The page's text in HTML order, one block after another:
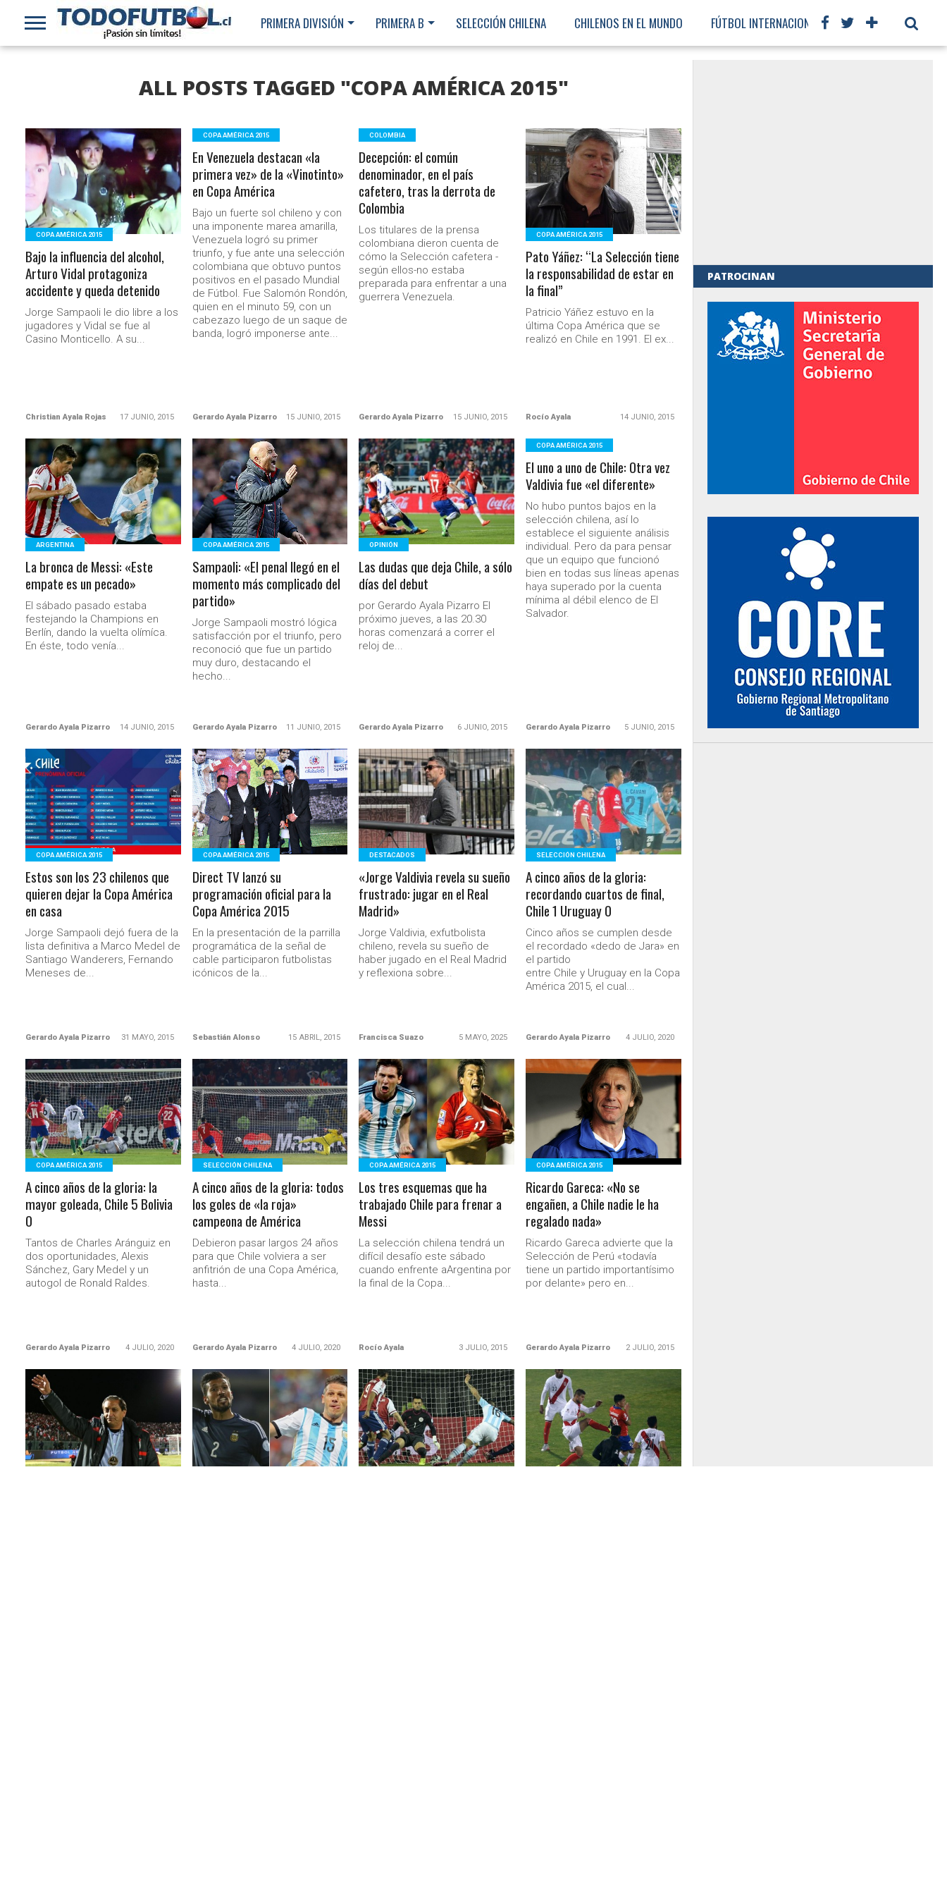
PRIMERA DIVISIÓN PRIMERA B SELECCIÓN CHILENA CHILENOS EN EL MUNDO FÚTBOL INTERNACIONAL
ALL POSTS TAGGED "COPA AMÉRICA 2015"
LEER MÁS
COPA AMÉRICA 2015
Bajo la influencia del alcohol,
Arturo Vidal protagoniza
accidente y queda detenido
Jorge Sampaoli le dio libre a los
jugadores y Vidal se fue al
Casino Monticello. A su...
Christian Ayala Rojas 17 JUNIO, 2015
COPA AMÉRICA 2015
En Venezuela destacan «la
primera vez» de la «Vinotinto»
en Copa América
Bajo un fuerte sol chileno y con
una imponente marea amarilla,
Venezuela logró su primer
triunfo, y fue ante una selección
colombiana que obtuvo puntos
positivos en el pasado Mundial
de Fútbol. Fue Salomón Rondón,
quien en el minuto 59, con un
cabezazo luego de un saque de
banda, logró imponerse ante...
Gerardo Ayala Pizarro 15 JUNIO, 2015
COLOMBIA
Decepción: el común
denominador, en el país
cafetero, tras la derrota de
Colombia
Los titulares de la prensa
colombiana dieron cuenta de
cómo la Selección cafetera -
según ellos-no estaba
preparada para enfrentar a una
guerrera Venezuela.
Gerardo Ayala Pizarro 15 JUNIO, 2015
LEER MÁS
COPA AMÉRICA 2015
Pato Yáñez: “La Selección tiene
la responsabilidad de estar en
la final”
Patricio Yáñez estuvo en la
última Copa América que se
realizó en Chile en 1991. El ex...
Rocío Ayala 14 JUNIO, 2015
LEER MÁS
ARGENTINA
La bronca de Messi: «Este
empate es un pecado»
El sábado pasado estaba
festejando la Champions en
Berlín, dando la vuelta olímíca.
En éste, todo venía...
Gerardo Ayala Pizarro 14 JUNIO, 2015
LEER MÁS
COPA AMÉRICA 2015
Sampaoli: «El penal llegó en el
momento más complicado del
partido»
Jorge Sampaoli mostró lógica
satisfacción por el triunfo, pero
reconoció que fue un partido
muy duro, destacando el
hecho...
Gerardo Ayala Pizarro 11 JUNIO, 2015
LEER MÁS
OPINIÓN
Las dudas que deja Chile, a sólo
días del debut
por Gerardo Ayala Pizarro El
próximo jueves, a las 20.30
horas comenzará a correr el
reloj de...
Gerardo Ayala Pizarro 6 JUNIO, 2015
COPA AMÉRICA 2015
El uno a uno de Chile: Otra vez
Valdivia fue «el diferente»
No hubo puntos bajos en la
selección chilena, así lo
establece el siguiente análisis
individual. Pero da para pensar
que un equipo que funcionó
bien en todas sus líneas apenas
haya superado por la cuenta
mínima al débil elenco de El
Salvador.
Gerardo Ayala Pizarro 5 JUNIO, 2015
LEER MÁS
COPA AMÉRICA 2015
Estos son los 23 chilenos que
quieren dejar la Copa América
en casa
Jorge Sampaoli dejó fuera de la
lista definitiva a Marco Medel de
Santiago Wanderers, Fernando
Meneses de...
Gerardo Ayala Pizarro 31 MAYO, 2015
LEER MÁS
COPA AMÉRICA 2015
Direct TV lanzó su
programación oficial para la
Copa América 2015
En la presentación de la parrilla
programática de la señal de
cable participaron futbolistas
icónicos de la...
Sebastián Alonso 15 ABRIL, 2015
LEER MÁS
DESTACADOS
«Jorge Valdivia revela su sueño
frustrado: jugar en el Real
Madrid»
Jorge Valdivia, exfutbolista
chileno, revela su sueño de
haber jugado en el Real Madrid
y reflexiona sobre...
Francisca Suazo 5 MAYO, 2025
LEER MÁS
SELECCIÓN CHILENA
A cinco años de la gloria:
recordando cuartos de final,
Chile 1 Uruguay 0
Cinco años se cumplen desde
el recordado «dedo de Jara» en
el partido
entre Chile y Uruguay en la Copa
América 2015, el cual...
Gerardo Ayala Pizarro 4 JULIO, 2020
LEER MÁS
COPA AMÉRICA 2015
A cinco años de la gloria: la
mayor goleada, Chile 5 Bolivia
0
Tantos de Charles Aránguiz en
dos oportunidades, Alexis
Sánchez, Gary Medel y un
autogol de Ronald Raldes.
Gerardo Ayala Pizarro 4 JULIO, 2020
LEER MÁS
SELECCIÓN CHILENA
A cinco años de la gloria: todos
los goles de «la roja»
campeona de América
Debieron pasar largos 24 años
para que Chile volviera a ser
anfitrión de una Copa América,
hasta...
Gerardo Ayala Pizarro 4 JULIO, 2020
LEER MÁS
COPA AMÉRICA 2015
Los tres esquemas que ha
trabajado Chile para frenar a
Messi
La selección chilena tendrá un
difícil desafío este sábado
cuando enfrente aArgentina por
la final de la Copa...
Rocío Ayala 3 JULIO, 2015
LEER MÁS
COPA AMÉRICA 2015
Ricardo Gareca: «No se
engañen, a Chile nadie le ha
regalado nada»
Ricardo Gareca advierte que la
Selección de Perú «todavía
tiene un partido importantísimo
por delante» pero en...
Gerardo Ayala Pizarro 2 JULIO, 2015
LEER MÁS LEER MÁS LEER MÁS LEER MÁS
PATROCINAN
Ministerio Secretaría General de Gobierno
Ministerio Secretaría General de Gobierno